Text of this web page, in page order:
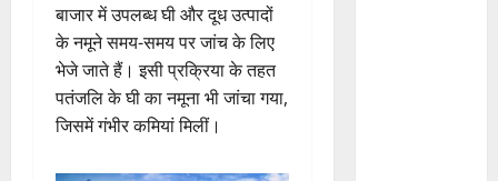
बाजार में उपलब्ध घी और दूध उत्पादों
के नमूने समय-समय पर जांच के लिए
भेजे जाते हैं। इसी प्रक्रिया के तहत
पतंजलि के घी का नमूना भी जांचा गया,
जिसमें गंभीर कमियां मिलीं।